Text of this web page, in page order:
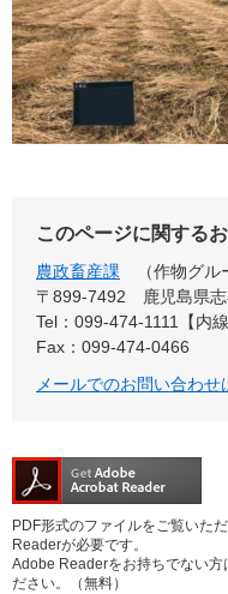
このページに関する
農政畜産課
作物グル
〒899-7492
鹿児島県
Tel：099-474-1111【内
Fax：099-474-0466
メールでのお問い合わせ
PDF形式のファイルをご覧いた
Readerが必要です。
Adobe Readerをお持ちでない方
ださい。（無料）